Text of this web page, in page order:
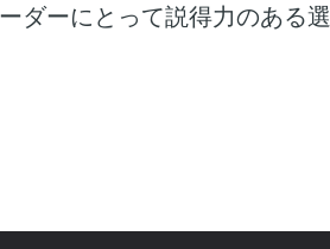
ダーにとって説得力のある